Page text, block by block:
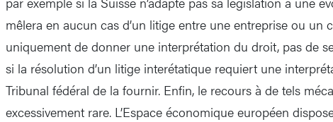
mêlera en aucun cas d’un litige entre une entreprise ou un
uniquement de donner une interprétation du droit, pas de
si la résolution d’un litige interétatique requiert une
Tribunal fédéral de la fournir. Enfin, le recours à de tels
excessivement rare. L’Espace économique européen